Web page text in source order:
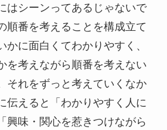
はシーンってあるじゃないで
順番を考えることを構成立て
かに面白くてわかりやすく、
を考えながら順番を考えない
それをずっと考えていくなか
伝えると「わかりやすく人に
興味・関心を惹きつけながら